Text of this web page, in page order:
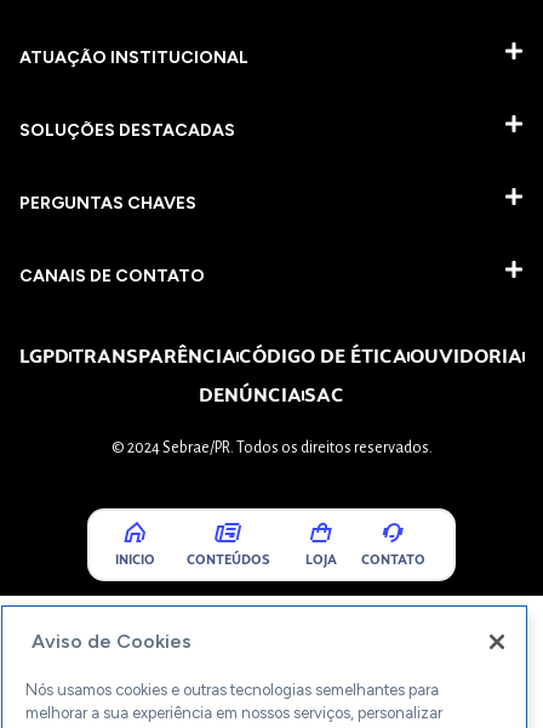
ATUAÇÃO INSTITUCIONAL
SOLUÇÕES DESTACADAS
PERGUNTAS CHAVES​
CANAIS DE CONTATO
LGPDTRANSPARÊNCIACÓDIGO DE ÉTICAOUVIDORIA
DENÚNCIASAC
© 2024 Sebrae/PR. Todos os direitos reservados.
INICIO CONTEÚDOS LOJA CONTATO
Aviso de Cookies
Nós usamos cookies e outras tecnologias semelhantes para
melhorar a sua experiência em nossos serviços, personalizar